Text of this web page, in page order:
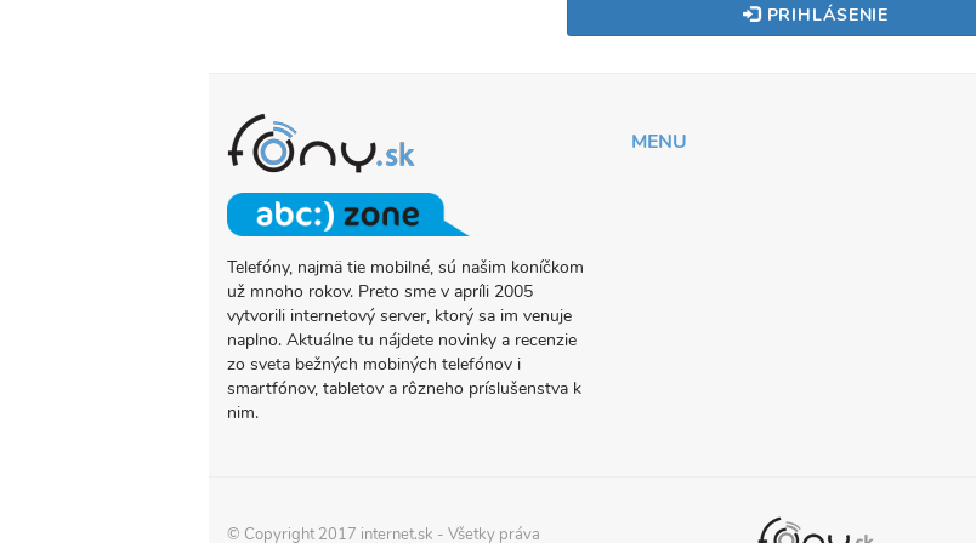
PRIHLÁSENIE
O
PROJEKTE
FONY.SK
Telefóny, najmä tie mobilné, sú našim koníčkom
už mnoho rokov. Preto sme v apríli 2005
vytvorili internetový server, ktorý sa im venuje
naplno. Aktuálne tu nájdete novinky a recenzie
zo sveta bežných mobiných telefónov i
smartfónov, tabletov a rôzneho príslušenstva k
nim.
MENU
© Copyright 2017 internet.sk - Všetky práva